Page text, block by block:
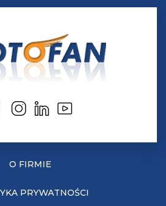
O FIRMIE
PRYWATNOŚCI